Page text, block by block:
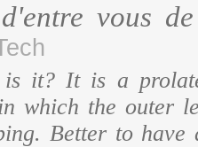
vous
is it? It is a
which the outer
Better to